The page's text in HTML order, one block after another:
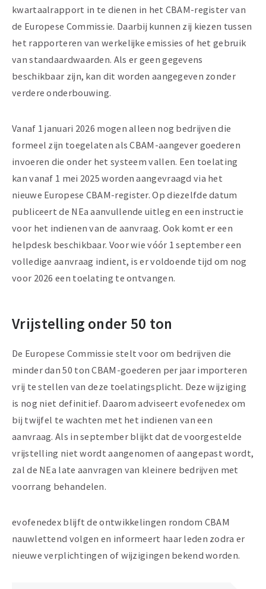
kwartaalrapport in te dienen in het CBAM-register van
de Europese Commissie. Daarbij kunnen zij kiezen tussen
het rapporteren van werkelijke emissies of het gebruik
van standaardwaarden. Als er geen gegevens
beschikbaar zijn, kan dit worden aangegeven zonder
verdere onderbouwing.
Vanaf 1 januari 2026 mogen alleen nog bedrijven die
formeel zijn toegelaten als CBAM-aangever goederen
invoeren die onder het systeem vallen. Een toelating
kan vanaf 1 mei 2025 worden aangevraagd via het
nieuwe Europese CBAM-register. Op diezelfde datum
publiceert de NEa aanvullende uitleg en een instructie
voor het indienen van de aanvraag. Ook komt er een
helpdesk beschikbaar. Voor wie vóór 1 september een
volledige aanvraag indient, is er voldoende tijd om nog
voor 2026 een toelating te ontvangen.
Vrijstelling onder 50 ton
De Europese Commissie stelt voor om bedrijven die
minder dan 50 ton CBAM-goederen per jaar importeren
vrij te stellen van deze toelatingsplicht. Deze wijziging
is nog niet definitief. Daarom adviseert evofenedex om
bij twijfel te wachten met het indienen van een
aanvraag. Als in september blijkt dat de voorgestelde
vrijstelling niet wordt aangenomen of aangepast wordt,
zal de NEa late aanvragen van kleinere bedrijven met
voorrang behandelen.
evofenedex blijft de ontwikkelingen rondom CBAM
nauwlettend volgen en informeert haar leden zodra er
nieuwe verplichtingen of wijzigingen bekend worden.